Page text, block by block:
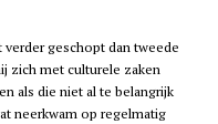
geschopt dan tweede
zich met culturele zaken
als die niet al te belangrijk
neerkwam op regelmatig